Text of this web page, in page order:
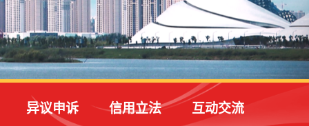
异议申诉 信用立法 互动交流